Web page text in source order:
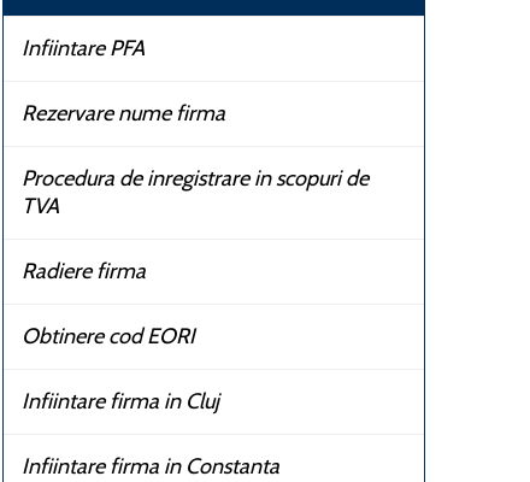
Infiintare PFA
Rezervare nume firma
Procedura de inregistrare in scopuri de
TVA
Radiere firma
Obtinere cod EORI
Infiintare firma in Cluj
Infiintare firma in Constanta